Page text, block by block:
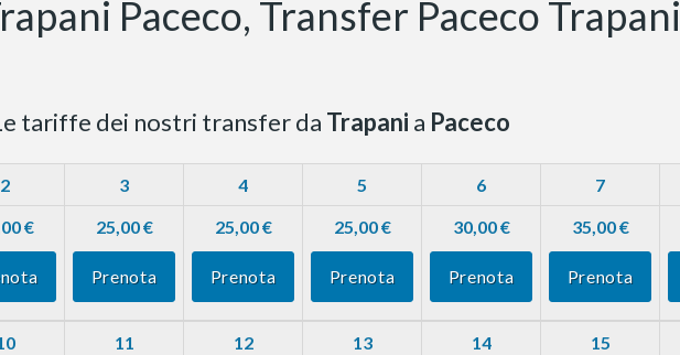
Paceco, Transfer Paceco Trapani
tariffe dei nostri transfer da Trapani a Paceco
2 3 4 5 6 7
€ 25,00 €
Prenota
25,00 €
Prenota
25,00 €
Prenota
30,00 €
Prenota
35,00 €
Prenota
11 12 13 14 15